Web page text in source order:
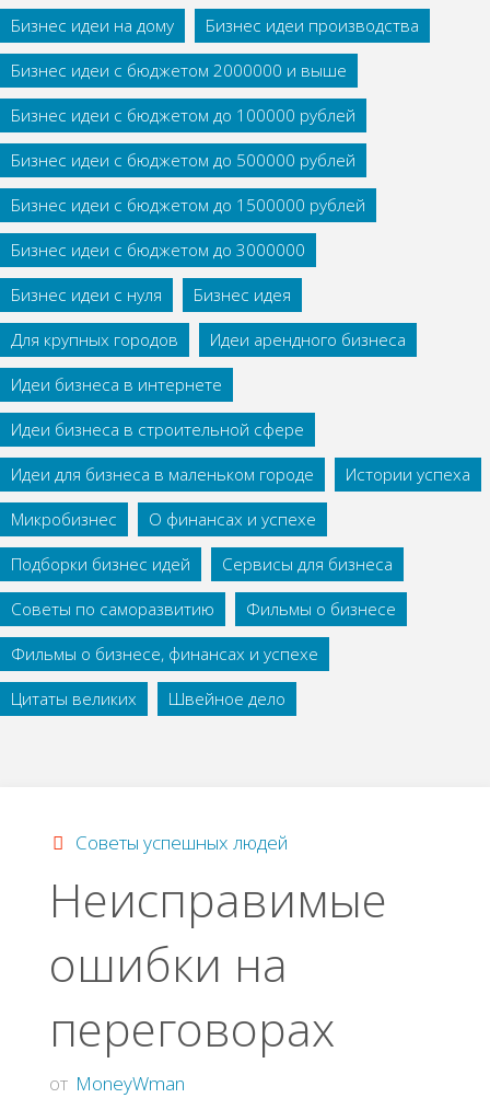
Бизнес идеи на дому
Бизнес идеи производства
Бизнес идеи с бюджетом 2000000 и выше
Бизнес идеи с бюджетом до 100000 рублей
Бизнес идеи с бюджетом до 500000 рублей
Бизнес идеи с бюджетом до 1500000 рублей
Бизнес идеи с бюджетом до 3000000
Бизнес идеи с нуля
Бизнес идея
Для крупных городов
Идеи арендного бизнеса
Идеи бизнеса в интернете
Идеи бизнеса в строительной сфере
Идеи для бизнеса в маленьком городе
Истории успеха
Микробизнес
О финансах и успехе
Подборки бизнес идей
Сервисы для бизнеса
Советы по саморазвитию
Фильмы о бизнесе
Фильмы о бизнесе, финансах и успехе
Цитаты великих
Швейное дело
Советы успешных людей
Неисправимые
ошибки на
переговорах
от MoneyWman